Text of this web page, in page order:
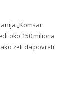
„Komsar
oko 150 miliona
želi da povrati